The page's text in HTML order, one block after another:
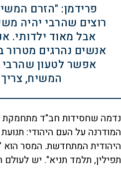
פרידמן: "הזרם
רוצים שהרבי יהיה
אבל מאוד ילדותי.
אנשים נהרגים מטרור
אפשר לטעון שהרבי
המשיח,
נדמה שחסידות חב"ד
המודרנה על העם היהודי:
היהודית המתחדשת. המסר הוא
תפילין, תלמד תניא". יש